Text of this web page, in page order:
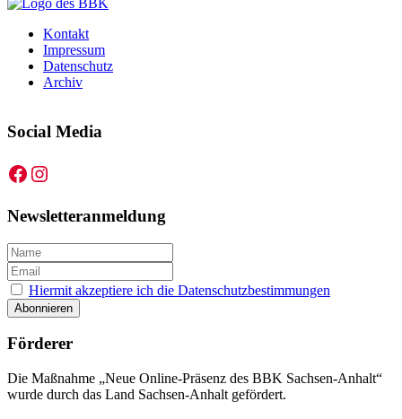
Kontakt
Impressum
Datenschutz
Archiv
Social Media
Facebook
Instagram
Newsletteranmeldung
Hiermit akzeptiere ich die Datenschutzbestimmungen
Förderer
Die Maßnahme „Neue Online-Präsenz des BBK Sachsen-Anhalt“
wurde durch das Land Sachsen-Anhalt gefördert.